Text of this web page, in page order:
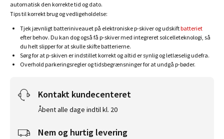
automatisk den korrekte tid og dato.
Tips til korrekt brug og vedligeholdelse:
Tjek jævnligt batteriniveauet på elektroniske p-skiver og udskiftbatteriet
efter behov. Du kan dog også få p-skiver med integreret solcelleteknologi, så
du helt slipper for at skulle skifte batterierne.
Sørg for at p-skiven er indstillet korrekt og altid er synlig og letlæselig udefra.
Overhold parkeringsregler og tidsbegrænsninger for at undgå p-bøder.
Kontakt kundecenteret
Åbent alle dage indtil kl. 20
Nem og hurtig levering